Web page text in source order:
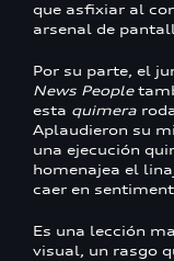
que asfixiar al
arsenal de
Por su parte, el
News People
esta quimera
Aplaudieron su
una ejecución
homenajea el
caer en
Es una lección
visual, un rasgo